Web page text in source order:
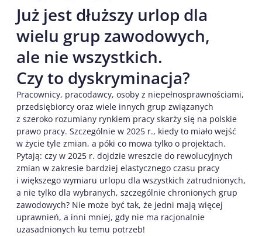
Już jest dłuższy urlop dla
wielu grup zawodowych,
ale nie wszystkich.
Czy to dyskryminacja?
Pracownicy, pracodawcy, osoby z niepełnosprawnościami,
przedsiębiorcy oraz wiele innych grup związanych
z szeroko rozumiany rynkiem pracy skarży się na polskie
prawo pracy. Szczególnie w 2025 r., kiedy to miało wejść
w życie tyle zmian, a póki co mowa tylko o projektach.
Pytają: czy w 2025 r. dojdzie wreszcie do rewolucyjnych
zmian w zakresie bardziej elastycznego czasu pracy
i większego wymiaru urlopu dla wszystkich zatrudnionych,
a nie tylko dla wybranych, szczególnie chronionych grup
zawodowych? Nie może być tak, że jedni mają więcej
uprawnień, a inni mniej, gdy nie ma racjonalnie
uzasadnionych ku temu potrzeb!